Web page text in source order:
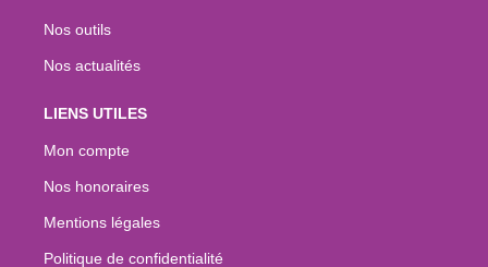
Nos outils
Nos actualités
LIENS UTILES
Mon compte
Nos honoraires
Mentions légales
Politique de confidentialité